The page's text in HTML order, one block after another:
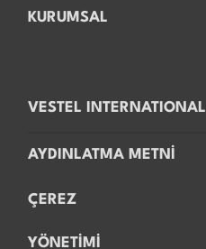
KURUMSAL
VESTEL INTERNATIONAL
AYDINLATMA METNİ
ÇEREZ
YÖNETİMİ